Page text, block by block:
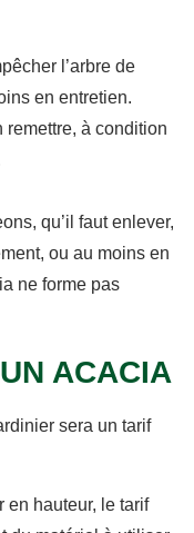
l’arbre de
en entretien.
remettre, à condition
qu’il faut enlever,
ou au moins en
ne forme pas
ACACIA
sera un tarif
en hauteur, le tarif